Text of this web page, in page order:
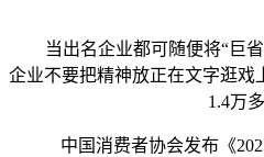
当出名企业都可随便将“巨省
企业不要把精神放正在文字逛戏
1.4万
中国消费者协会发布《2025